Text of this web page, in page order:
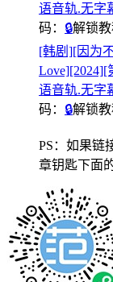
语音轨.无字
码： 🔒解锁
[韩剧][因为
Love][2024][
语音轨.无字
码： 🔒解锁
PS：如果链
章钥匙下面